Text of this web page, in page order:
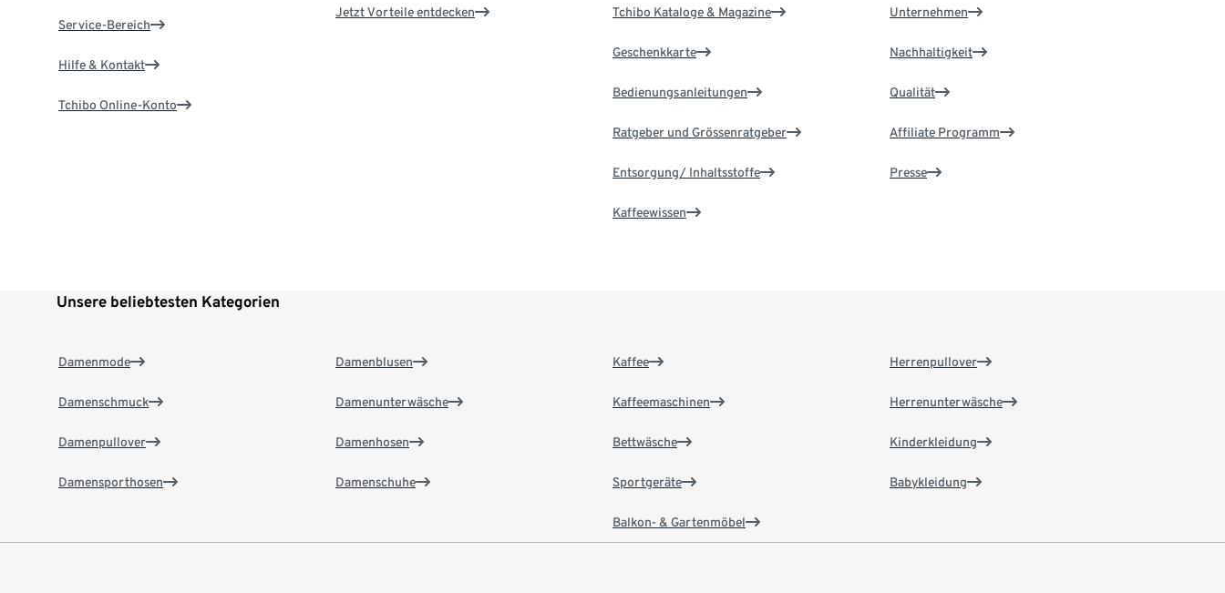
Service-Bereich
Hilfe & Kontakt
Tchibo Online-Konto
Jetzt Vorteile entdecken Tchibo Kataloge & Magazine
Geschenkkarte
Bedienungsanleitungen
Ratgeber und Grössenratgeber
Entsorgung/ Inhaltsstoffe
Kaffeewissen
Unternehmen
Nachhaltigkeit
Qualität
Affiliate Programm
Presse
Unsere beliebtesten Kategorien
Damenmode
Damenschmuck
Damenpullover
Damensporthosen
Damenblusen
Damenunterwäsche
Damenhosen
Damenschuhe
Kaffee
Kaffeemaschinen
Bettwäsche
Sportgeräte
Balkon- & Gartenmöbel
Herrenpullover
Herrenunterwäsche
Kinderkleidung
Babykleidung